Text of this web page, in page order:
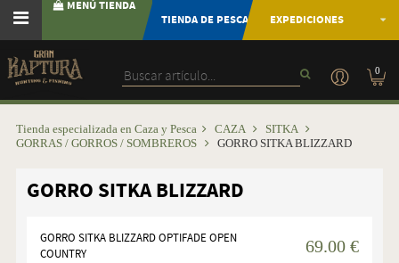
MENÚ TIENDA
TIENDA DE PESCA
EXPEDICIONES
0
Tienda especializada en Caza y Pesca CAZA
SITKA
GORRAS / GORROS / SOMBREROS
GORRO SITKA BLIZZARD
GORRO SITKA BLIZZARD
GORRO SITKA BLIZZARD OPTIFADE OPEN
COUNTRY
69.00 €